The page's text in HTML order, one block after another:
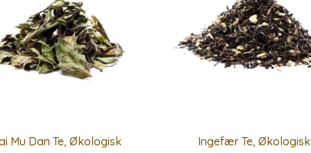
Mu Dan Te, Økologisk Ingefær Te, Økologisk